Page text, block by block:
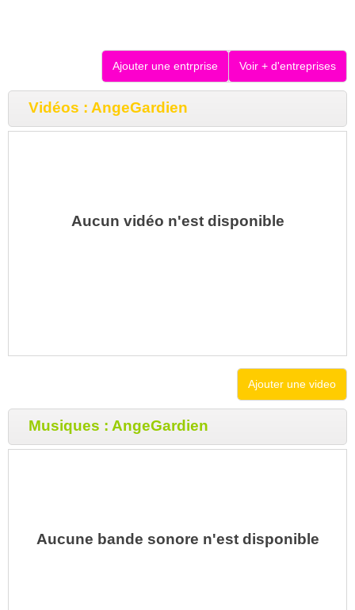
Ajouter une entrprise Voir + d'entreprises
Vidéos : AngeGardien
Aucun vidéo n'est disponible
Ajouter une video
Musiques : AngeGardien
Aucune bande sonore n'est disponible